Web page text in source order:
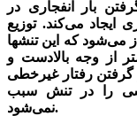
بار انفجاری در
ایجاد می‌کند. توزیع
می‌شود که این تنشها
از وجه بالادست و
گرفتن رفتار غیرخطی
را در تنش سبب
نمی‌شود.